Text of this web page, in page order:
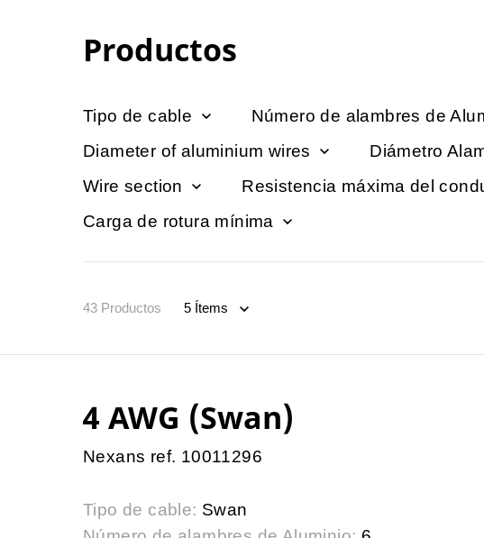
Productos
Tipo de cable Número de alambres de
Diameter of aluminium wires
Diámetro
Wire section
Resistencia máxima del
Carga de rotura mínima
43 Productos
4 AWG (Swan)
Nexans ref. 10011296
Tipo de cable: Swan